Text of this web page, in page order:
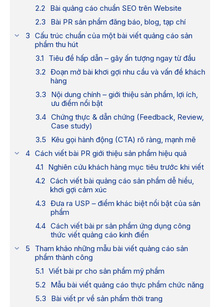
Bài quảng cáo chuẩn SEO trên Website
Bài PR sản phẩm đăng báo, blog, tạp chí
Cấu trúc chuẩn của một bài viết quảng cáo sản
phẩm thu hút
Tiêu đề hấp dẫn – gây ấn tượng ngay từ đầu
Đoạn mở bài khơi gợi nhu cầu và vấn đề khách
hàng
Nội dung chính – giới thiệu sản phẩm, lợi ích,
ưu điểm nổi bật
Chứng thực & dẫn chứng (Feedback, Review,
Case study)
Kêu gọi hành động (CTA) rõ ràng, mạnh mẽ
Cách viết bài PR giới thiệu sản phẩm hiệu quả
Nghiên cứu khách hàng mục tiêu trước khi viết
Cách viết bài quảng cáo sản phẩm​ dễ hiểu,
khơi gợi cảm xúc
Đưa ra USP – điểm khác biệt nổi bật của sản
phẩm
Cách viết bài pr sản phẩm ứng​ dụng công
thức viết quảng cáo kinh điển
Tham khảo những mẫu bài viết quảng cáo sản
phẩm thành công
Viết bài pr cho sản phẩm mỹ phẩm
Mẫu bài viết quảng cáo thực phẩm chức năng
Bài viết pr về sản phẩm thời trang